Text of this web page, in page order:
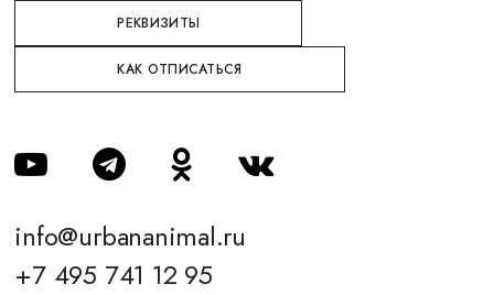
РЕКВИЗИТЫ
КАК ОТПИСАТЬСЯ
info@urbananimal.ru
+7 495 741 12 95